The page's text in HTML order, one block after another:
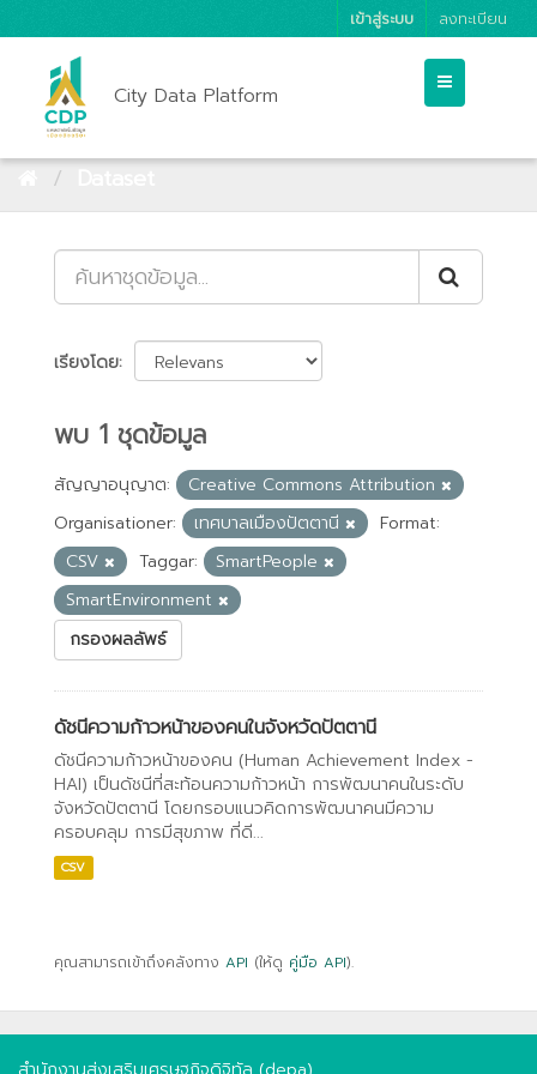
เข้าสู่ระบบ ลงทะเบียน
City Data Platform
เรียงโดย
พบ 1 ชุดข้อมูล
สัญญาอนุญาต:
Creative Commons Attribution
Organisationer:
เทศบาลเมืองปัตตานี
Format:
CSV
Taggar:
SmartPeople
SmartEnvironment
กรองผลลัพธ์
ดัชนีความก้าวหน้าของคนในจังหวัดปัตตานี
ดัชนีความก้าวหน้าของคน (Human Achievement Index -
HAI) เป็นดัชนีที่สะท้อนความก้าวหน้า การพัฒนาคนในระดับ
จังหวัดปัตตานี โดยกรอบแนวคิดการพัฒนาคนมีความ
ครอบคลุม การมีสุขภาพ ที่ดี...
CSV
คุณสามารถเข้าถึงคลังทาง API (ให้ดู คู่มือ API).